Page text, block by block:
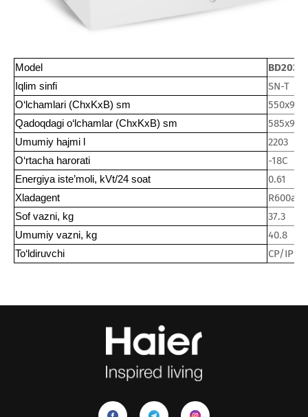
Model BD203M
Iqlim sinfi SN-T
O‘lchamlari (ChxKxB) sm
Qadoqdagi o‘lchamlar (ChxKxB) sm
Umumiy hajmi l 2203
O‘rtacha harorati -18C
Energiya iste’moli, kVt/24 soat 0.61
Xladagent R600a
Sof vazni, kg 37.3
Umumiy vazni, kg 40.8
To‘ldiruvchi CP/IP